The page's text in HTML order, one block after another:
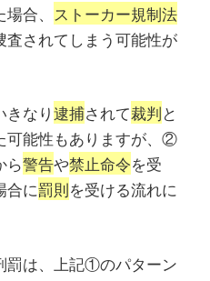
合、
ストーカー規制法
査されてしまう可能性が
きなり逮捕されて裁判と
可能性もありますが、②
ら警告や禁止命令を受
合に罰則を受ける流れに
罰は、上記①のパターン